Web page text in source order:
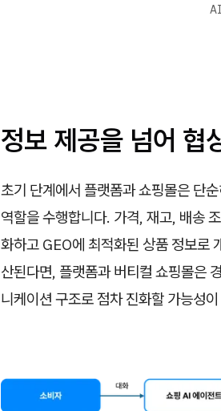
정보 제공을 넘어 협
초기 단계에서 플랫폼과 쇼핑몰은 단
역할을 수행합니다. 가격, 재고, 배송
화하고 GEO에 최적화된 상품 정보로
산된다면, 플랫폼과 버티컬 쇼핑몰은
니케이션 구조로 점차 진화할 가능성